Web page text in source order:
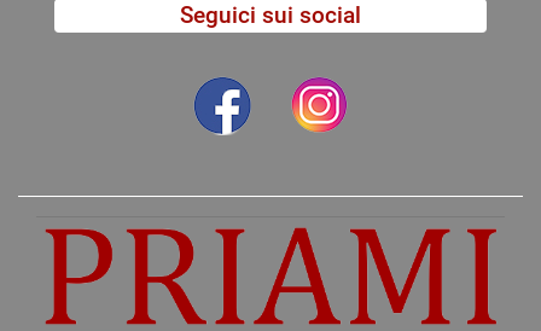
Seguici sui social